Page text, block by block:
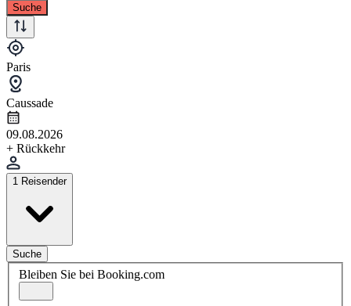
Suche
Paris
Caussade
09.08.2026
+ Rückkehr
1 Reisender
Suche
Bleiben Sie bei Booking.com